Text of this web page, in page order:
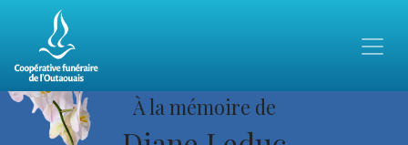
À la mémoire de